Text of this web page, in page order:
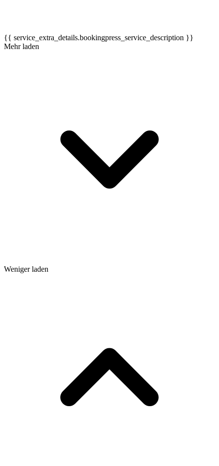
{{ service_extra_details.bookingpress_service_description }}
Mehr laden
Weniger laden